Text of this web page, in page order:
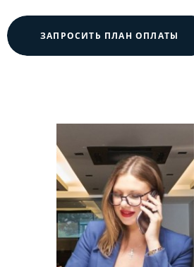
ЗАПРОСИТЬ ПЛАН ОПЛАТЫ